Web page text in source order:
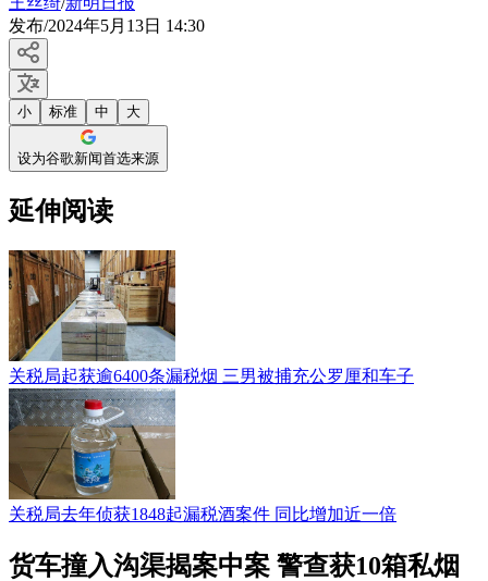
发布/2024年5月13日 14:30
小 标准 中 大
设为谷歌新闻首选来源
延伸阅读
关税局起获逾6400条漏税烟 三男被捕充公罗厘和车子
关税局去年侦获1848起漏税酒案件 同比增加近一倍
货车撞入沟渠揭案中案 警查获10箱私烟